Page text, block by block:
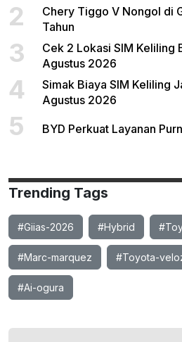
2
Chery Tiggo V Nongol di
Tahun
3
Cek 2 Lokasi SIM Keliling
Agustus 2026
4
Simak Biaya SIM Keliling
Agustus 2026
5 BYD Perkuat Layanan
Trending Tags
#Giias-2026 #Hybrid
#Marc-marquez #Toyota-
#Ai-ogura